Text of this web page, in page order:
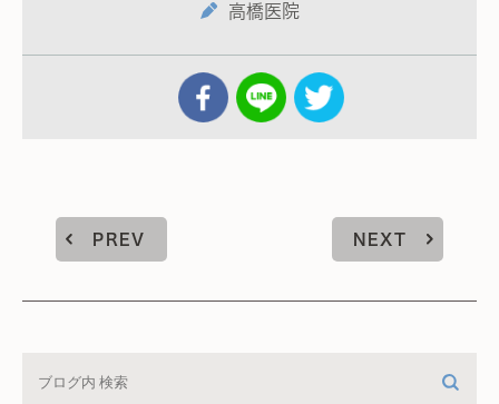
高橋医院
PREV NEXT